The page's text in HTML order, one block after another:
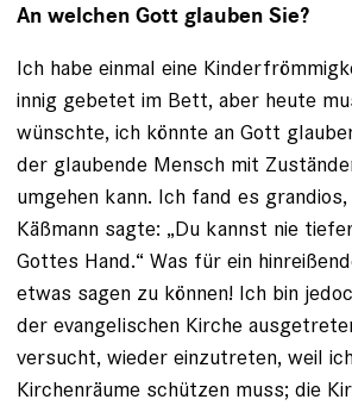
An welchen Gott glauben Sie?
Ich habe einmal eine
innig ge­betet im Bett, aber heute
wünschte, ich könnte an Gott
der glaubende Mensch mit
umgehen kann. Ich fand es
Käßmann sagte: „Du kannst nie
Gottes Hand.“ Was für ein
etwas sagen zu können! Ich bin
der evangelischen Kirche
versucht, wieder einzutreten, weil
Kirchenräume schützen muss; die